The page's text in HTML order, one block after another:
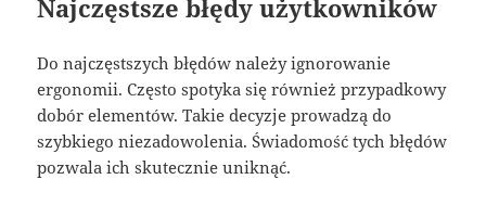
Najczęstsze błędy użytkowników
Do najczęstszych błędów należy ignorowanie
ergonomii. Często spotyka się również przypadkowy
dobór elementów. Takie decyzje prowadzą do
szybkiego niezadowolenia. Świadomość tych błędów
pozwala ich skutecznie uniknąć.